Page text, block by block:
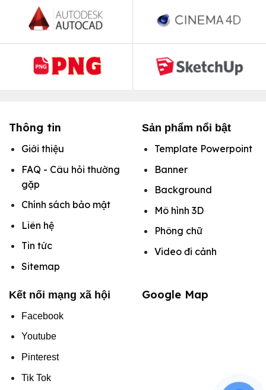
Thông tin
Giới thiệu
FAQ - Câu hỏi thường
gặp
Chính sách bảo mật
Liên hệ
Tin tức
Sitemap
Sản phẩm nổi bật
Template Powerpoint
Banner
Background
Mô hình 3D
Phông chữ
Video đi cảnh
Kết nối mạng xã hội
Facebook
Youtube
Pinterest
Tik Tok
Google Map